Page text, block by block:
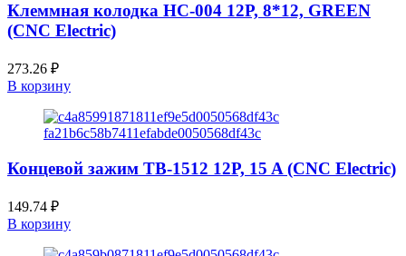
Клеммная колодка HC-004 12P, 8*12, GREEN
(CNC Electric)
273.26 ₽
В корзину
Концевой зажим TB-1512 12P, 15 A (CNC Electric)
149.74 ₽
В корзину